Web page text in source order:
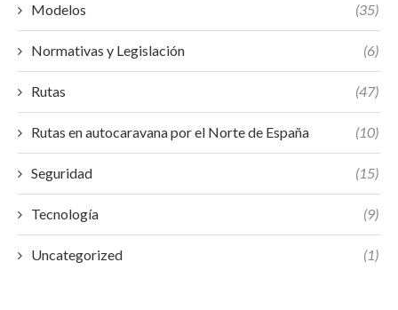
Modelos (35)
Normativas y Legislación (6)
Rutas (47)
Rutas en autocaravana por el Norte de España (10)
Seguridad (15)
Tecnología (9)
Uncategorized (1)